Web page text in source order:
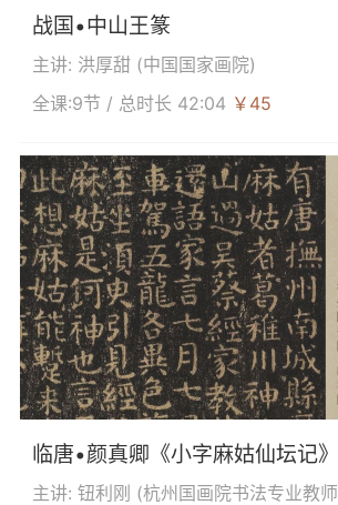
战国•中山王篆
主讲: 洪厚甜 (中国国家画院)
全课:9节 / 总时长 42:04 ￥45
临唐•颜真卿《小字麻姑仙坛记》
主讲: 钮利刚 (杭州国画院书法专业教师